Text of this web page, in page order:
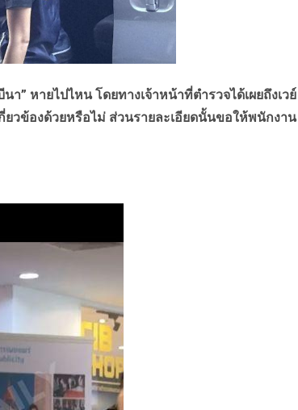
นา” หายไปไหน โดยทางเจ้าหน้าที่ตำรวจได้เผยถึงเวย์
ยวข้องด้วยหรือไม่ ส่วนรายละเอียดนั้นขอให้พนักงาน